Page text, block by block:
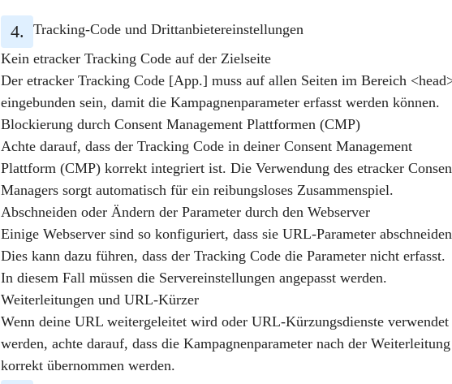
Tracking-Code und Drittanbietereinstellungen
Kein etracker Tracking Code auf der Zielseite
Der etracker Tracking Code [App.] muss auf allen Seiten im Bereich
eingebunden sein, damit die Kampagnenparameter erfasst werden können.
Blockierung durch Consent Management Plattformen (CMP)
Achte darauf, dass der Tracking Code in deiner Consent Management
Plattform (CMP) korrekt integriert ist. Die Verwendung des etracker
Managers sorgt automatisch für ein reibungsloses Zusammenspiel.
Abschneiden oder Ändern der Parameter durch den Webserver
Einige Webserver sind so konfiguriert, dass sie URL-Parameter
Dies kann dazu führen, dass der Tracking Code die Parameter nicht erfasst.
In diesem Fall müssen die Servereinstellungen angepasst werden.
Weiterleitungen und URL-Kürzer
Wenn deine URL weitergeleitet wird oder URL-Kürzungsdienste verwendet
werden, achte darauf, dass die Kampagnenparameter nach der Weiterleitung
korrekt übernommen werden.